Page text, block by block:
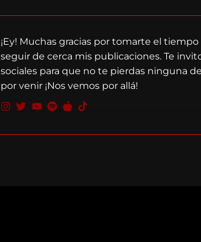
¡Ey! Muchas gracias por tomarte el
seguir de cerca mis publicaciones. Te
sociales para que no te pierdas ninguna
por venir ¡Nos vemos por allá!